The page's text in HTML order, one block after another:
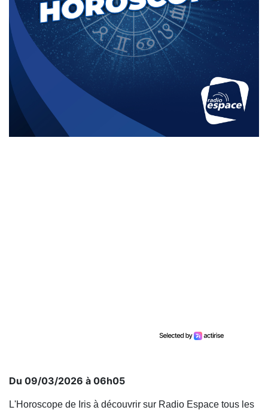
Du 09/03/2026 à 06h05
L'Horoscope de Iris à découvrir sur Radio Espace tous les